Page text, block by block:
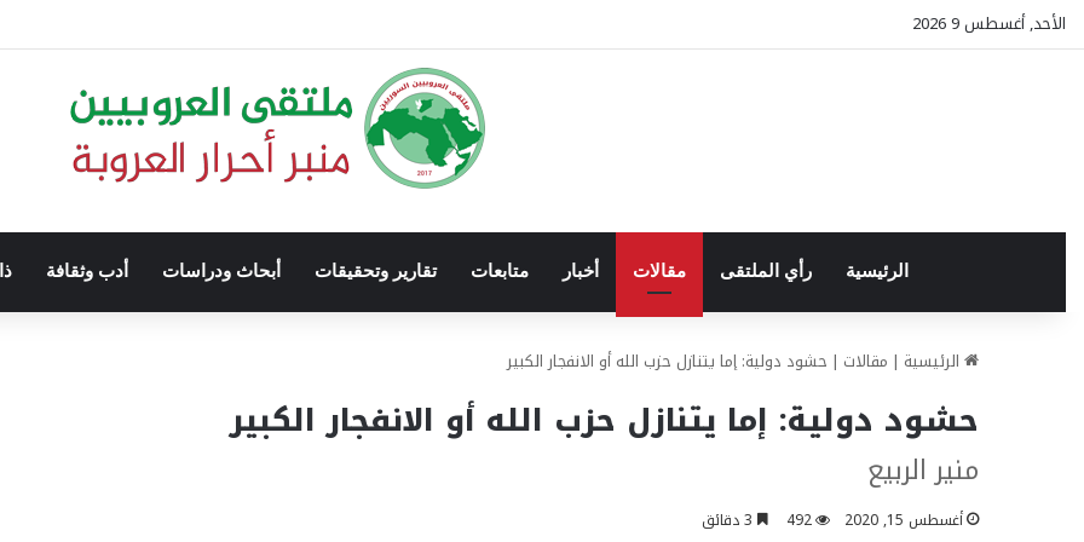
الأحد, أغسطس 9 2026
الرئيسية رأي الملتقى مقالات أخبار متابعات تقارير وتحقيقات أبحاث ودراسات أدب وثقافة
الرئيسية | مقالات | حشود دولية: إما يتنازل حزب الله أو الانفجار الكبير
حشود دولية: إما يتنازل حزب الله أو الانفجار الكبير
منير الربيع
أغسطس 15, 2020 492